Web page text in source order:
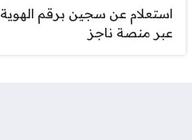
استعلام عن سجين برقم الهوية
عبر منصة ناجز